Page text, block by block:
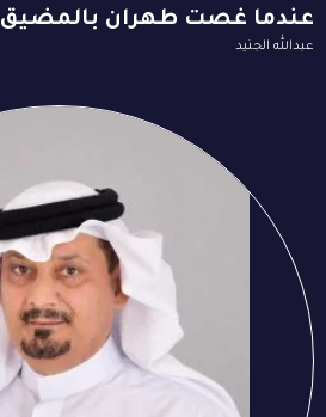
عندما غصت طهران بالمضيق
عبدالله الجنيد